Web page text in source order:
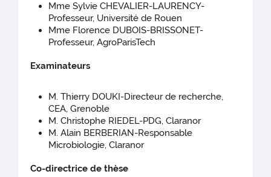
Mme Sylvie CHEVALIER-LAURENCY-
Professeur, Université de Rouen
Mme Florence DUBOIS-BRISSONET-
Professeur, AgroParisTech
Examinateurs
M. Thierry DOUKI-Directeur de recherche,
CEA, Grenoble
M. Christophe RIEDEL-PDG, Claranor
M. Alain BERBERIAN-Responsable
Microbiologie, Claranor
Co-directrice de thèse